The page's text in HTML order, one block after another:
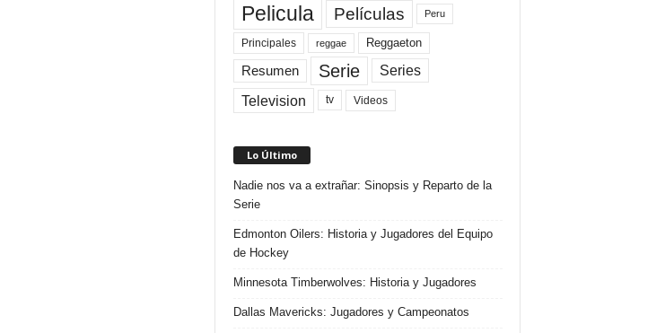
Pelicula Películas Peru
Principales reggae Reggaeton
Resumen Serie Series
Television tv Videos
Lo Último
Nadie nos va a extrañar: Sinopsis y Reparto de la
Serie
Edmonton Oilers: Historia y Jugadores del Equipo
de Hockey
Minnesota Timberwolves: Historia y Jugadores
Dallas Mavericks: Jugadores y Campeonatos